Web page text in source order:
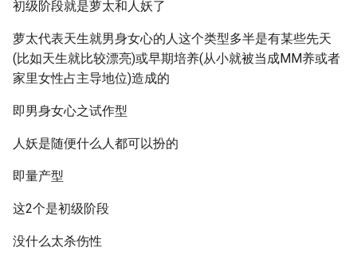
初级阶段就是萝太和人妖了
萝太代表天生就男身女心的人这个类型多半是有某些先天
(比如天生就比较漂亮)或早期培养(从小就被当成MM养或者
家里女性占主导地位)造成的
即男身女心之试作型
人妖是随便什么人都可以扮的
即量产型
这2个是初级阶段
没什么太杀伤性